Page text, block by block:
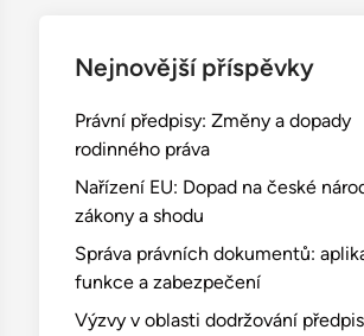
Nejnovější příspěvky
Právní předpisy: Změny a dopady
rodinného práva
Nařízení EU: Dopad na české
zákony a shodu
Správa právních dokumentů:
funkce a zabezpečení
Výzvy v oblasti dodržování